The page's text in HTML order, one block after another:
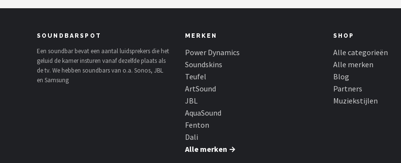
Teufel
ArtSound
SOUNDBARSPOT
Een soundbar bevat een aantal luidsprekers die het
geluid de kamer insturen vanaf dezelfde plaats als
de tv. We hebben soundbars van o.a. Sonos, JBL
en Samsung
MERKEN
Power Dynamics
Soundskins
Teufel
ArtSound
JBL
AquaSound
Fenton
Dali
Alle merken →
SHOP
Alle categorieën
Alle merken
Blog
Partners
Muziekstijlen